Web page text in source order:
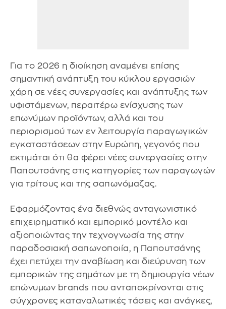
Για το 2026 η διοίκηση αναμένει επίσης
σημαντική ανάπτυξη του κύκλου εργασιών
χάρη σε νέες συνεργασίες και ανάπτυξης των
υφιστάμενων, περαιτέρω ενίσχυσης των
επωνύμων προϊόντων, αλλά και του
περιορισμού των εν λειτουργία παραγωγικών
εγκαταστάσεων στην Ευρώπη, γεγονός που
εκτιμάται ότι θα φέρει νέες συνεργασίες στην
Παπουτσάνης στις κατηγορίες των παραγωγών
για τρίτους και της σαπωνόμαζας.
Εφαρμόζοντας ένα διεθνώς ανταγωνιστικό
επιχειρηματικό και εμπορικό μοντέλο και
αξιοποιώντας την τεχνογνωσία της στην
παραδοσιακή σαπωνοποιία, η Παπουτσάνης
έχει πετύχει την αναβίωση και διεύρυνση των
εμπορικών της σημάτων με τη δημιουργία νέων
επώνυμων brands που ανταποκρίνονται στις
σύγχρονες καταναλωτικές τάσεις και ανάγκες,